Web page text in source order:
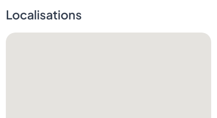
Localisations